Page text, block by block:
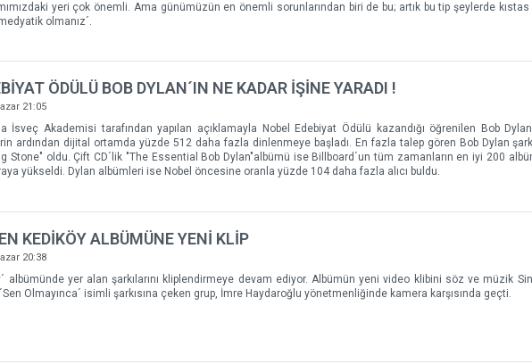
yeri çok önemli. Ama günümüzün en önemli sorunlarından biri de bu; artık bu tip şeylerde kıstas
olmanız´.
ÖDÜLÜ BOB DYLAN´IN NE KADAR İŞİNE YARADI !
21:05
İsveç Akademisi tarafından yapılan açıklamayla Nobel Edebiyat Ödülü kazandığı öğrenilen Bob
ardından dijital ortamda yüzde 512 daha fazla dinlenmeye başladı. En fazla talep gören Bob Dylan
Stone" oldu. Çift CD´lik "The Essential Bob Dylan"albümü ise Billboard´un tüm zamanların en iyi 200
yükseldi. Dylan albümleri ise Nobel öncesine oranla yüzde 104 daha fazla alıcı buldu.
KEDİKÖY ALBÜMÜNE YENİ KLİP
20:38
albümünde yer alan şarkılarını kliplendirmeye devam ediyor. Albümün yeni video klibini söz ve müzik
Olmayınca´ isimli şarkısına çeken grup, İmre Haydaroğlu yönetmenliğinde kamera karşısında geçti.